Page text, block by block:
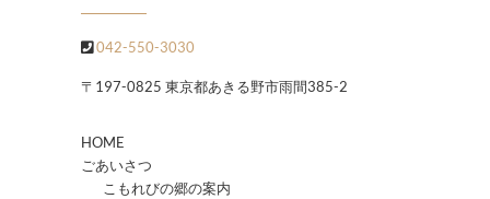
042-550-3030
〒197-0825 東京都あきる野市雨間385-2
HOME
ごあいさつ
こもれびの郷の案内